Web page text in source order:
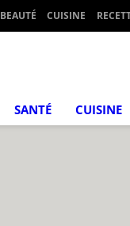
BEAUTÉ CUISINE
SANTÉ CUISINE